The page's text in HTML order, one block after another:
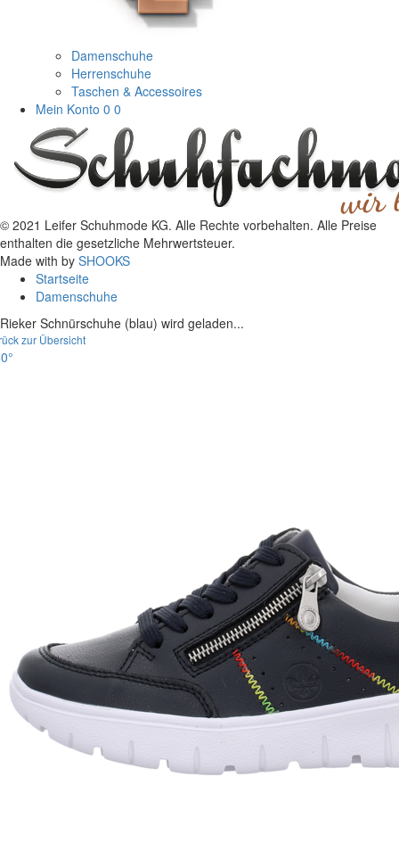
Damenschuhe
Herrenschuhe
Taschen & Accessoires
Mein Konto 0 0
© 2021 Leifer Schuhmode KG. Alle Rechte vorbehalten. Alle Preise
enthalten die gesetzliche Mehrwertsteuer.
Made with by SHOOKS
Startseite
Damenschuhe
Rieker Schnürschuhe (blau) wird geladen...
zur Übersicht